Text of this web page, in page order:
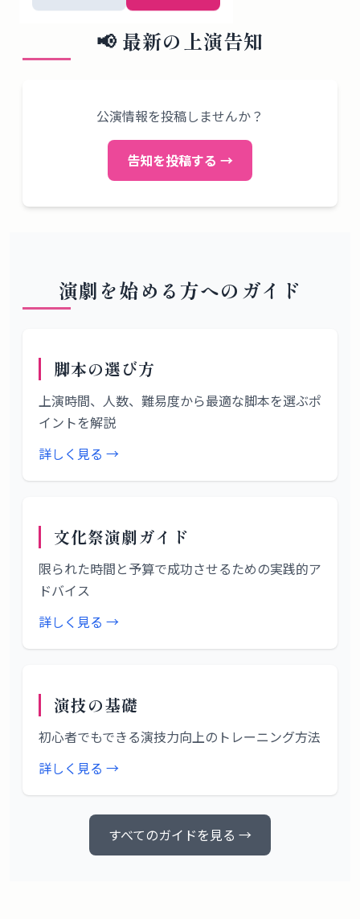
📢最新の上演告知
公演情報を投稿しませんか？
告知を投稿する →
演劇を始める方へのガイド
脚本の選び方
上演時間、人数、難易度から最適な脚本を選ぶポ
イントを解説
詳しく見る →
文化祭演劇ガイド
限られた時間と予算で成功させるための実践的ア
ドバイス
詳しく見る →
演技の基礎
初心者でもできる演技力向上のトレーニング方法
詳しく見る →
すべてのガイドを見る →